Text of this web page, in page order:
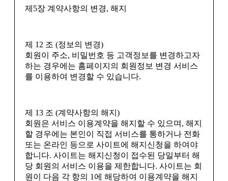
제5장 계약사항의 변경, 해지
제 12 조 (정보의 변경)
회원이 주소, 비밀번호 등 고객정보를 변경하고자
하는 경우에는 홈페이지의 회원정보 변경 서비스
를 이용하여 변경할 수 있습니다.
제 13 조 (계약사항의 해지)
회원은 서비스 이용계약을 해지할 수 있으며, 해지
할 경우에는 본인이 직접 서비스를 통하거나 전화
또는 온라인 등으로 사이트에 해지신청을 하여야
합니다. 사이트는 해지신청이 접수된 당일부터 해
당 회원의 서비스 이용을 제한합니다. 사이트는 회
원이 다음 각 항의 1에 해당하여 이용계약을 해지